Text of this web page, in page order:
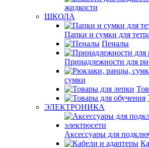
жидкости
ШКОЛА
Папки и сумки для
Пеналы
Принадлежности для
сумки
ЭЛЕКТРОНИКА
Аксессуары для